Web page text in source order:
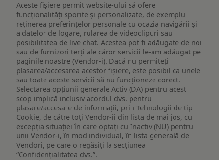
Aceste fișiere permit website-ului să ofere
funcționalități sporite și personalizate, de exemplu
reţinerea preferinţelor personale cu ocazia navigării și
a datelor de logare, rularea de videoclipuri sau
posibilitatea de live chat. Acestea pot fi adăugate de noi
sau de furnizori terți ale căror servicii le-am adăugat pe
paginile noastre (Vendor-i). Dacă nu permiteți
plasarea/accesarea acestor fișiere, este posibil ca unele
sau toate aceste servicii să nu funcționeze corect.
Selectarea opțiunii generale Activ (DA) pentru acest
scop implică inclusiv acordul dvs. pentru
plasare/accesare de informații, prin Tehnologii de tip
Cookie, de către toți Vendor-ii din lista de mai jos, cu
excepția situației în care optați cu Inactiv (NU) pentru
unii Vendor-i, în mod individual, în lista generală de
Vendori, pe care o regăsiți la secțiunea
“Confidențialitatea dvs.”.